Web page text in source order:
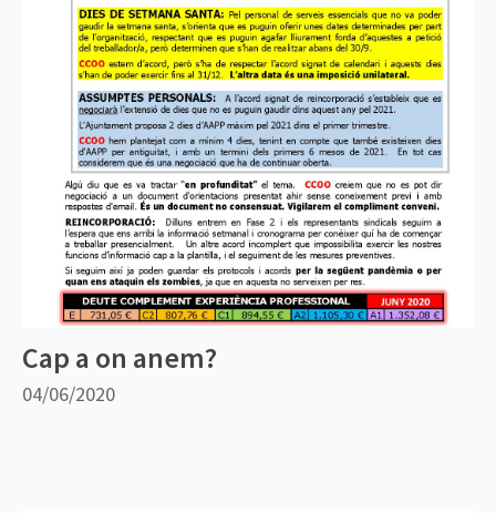
Cap a on anem?
04/06/2020